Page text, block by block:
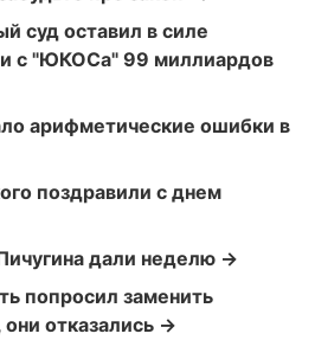
суд оставил в силе
с "ЮКОСа" 99 миллиардов
арифметические ошибки в
поздравили с днем
дали неделю →
попросил заменить
отказались →